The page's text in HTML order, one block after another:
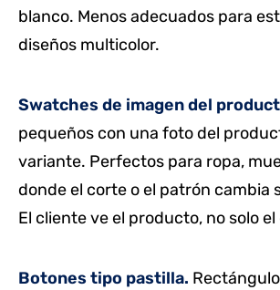
blanco. Menos adecuados para
diseños multicolor.
Swatches de imagen del
pequeños con una foto del
variante. Perfectos para ropa,
donde el corte o el patrón cambia
El cliente ve el producto, no solo el
Botones tipo pastilla.